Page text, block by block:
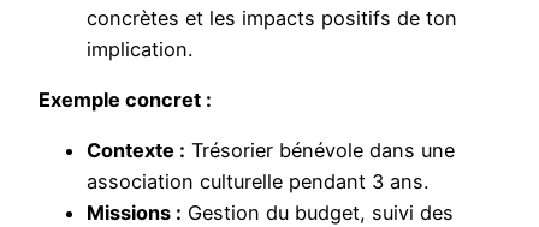
concrètes et les impacts positifs de ton
implication.
Exemple concret :
Contexte : Trésorier bénévole dans une
association culturelle pendant 3 ans.
Missions : Gestion du budget, suivi des